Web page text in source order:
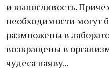
и выносливость.
необходимости могут
размножены в
возвращены в
чудеса наяву...